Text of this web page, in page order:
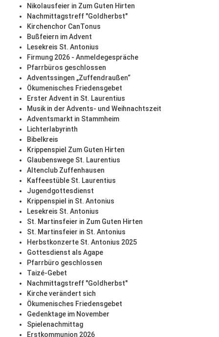
Nikolausfeier in Zum Guten Hirten
Nachmittagstreff "Goldherbst"
Kirchenchor CanTonus
Bußfeiern im Advent
Lesekreis St. Antonius
Firmung 2026 - Anmeldegespräche
Pfarrbüros geschlossen
Adventssingen „Zuffendraußen“
Ökumenisches Friedensgebet
Erster Advent in St. Laurentius
Musik in der Advents- und Weihnachtszeit
Adventsmarkt in Stammheim
Lichterlabyrinth
Bibelkreis
Krippenspiel Zum Guten Hirten
Glaubenswege St. Laurentius
Altenclub Zuffenhausen
Kaffeestüble St. Laurentius
Jugendgottesdienst
Krippenspiel in St. Antonius
Lesekreis St. Antonius
St. Martinsfeier in Zum Guten Hirten
St. Martinsfeier in St. Antonius
Herbstkonzerte St. Antonius 2025
Gottesdienst als Agape
Pfarrbüro geschlossen
Taizé-Gebet
Nachmittagstreff "Goldherbst"
Kirche verändert sich
Ökumenisches Friedensgebet
Gedenktage im November
Spielenachmittag
Erstkommunion 2026